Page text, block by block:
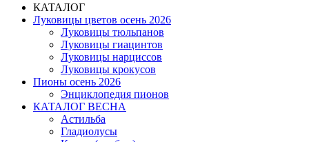
КАТАЛОГ
Луковицы цветов осень 2026
Луковицы тюльпанов
Луковицы гиацинтов
Луковицы нарциссов
Луковицы крокусов
Пионы осень 2026
Энциклопедия пионов
КАТАЛОГ ВЕСНА
Астильба
Гладиолусы